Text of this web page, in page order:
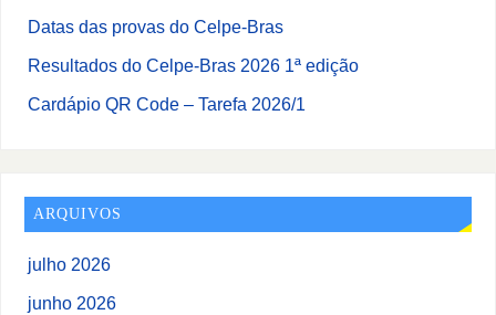
Datas das provas do Celpe-Bras
Resultados do Celpe-Bras 2026 1ª edição
Cardápio QR Code – Tarefa 2026/1
ARQUIVOS
julho 2026
junho 2026